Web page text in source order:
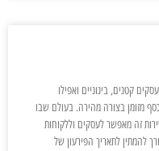
קטנים, בינוניים ואפילו
מזומן בצורה מהירה. בעולם שבו
זה מאפשר לעסקים וללקוחות
להמתין לתאריך הפירעון של